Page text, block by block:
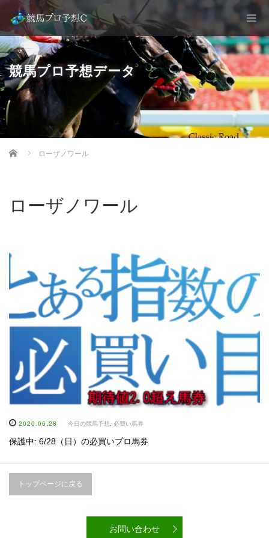
競馬プロ予想データ
Home ローザノワール
ローザノワール
2020.06.28 今日の競馬予想 必買い馬券
保護中: 6/28（日）の必買いプロ馬券
トップページに戻る
お問い合わせ